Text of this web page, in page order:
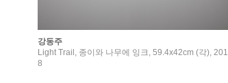
강동주
Light Trail, 종이와 나무에 잉크, 59.4x42cm (각), 201
8